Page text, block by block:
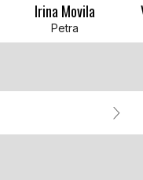
Irina Movila
Petra